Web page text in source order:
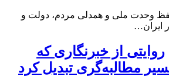
وحدت ملی و همدلی مردم، دولت و
ایران…
روایتی از خبرنگاری که
مطالبه‌گری تبدیل کرد